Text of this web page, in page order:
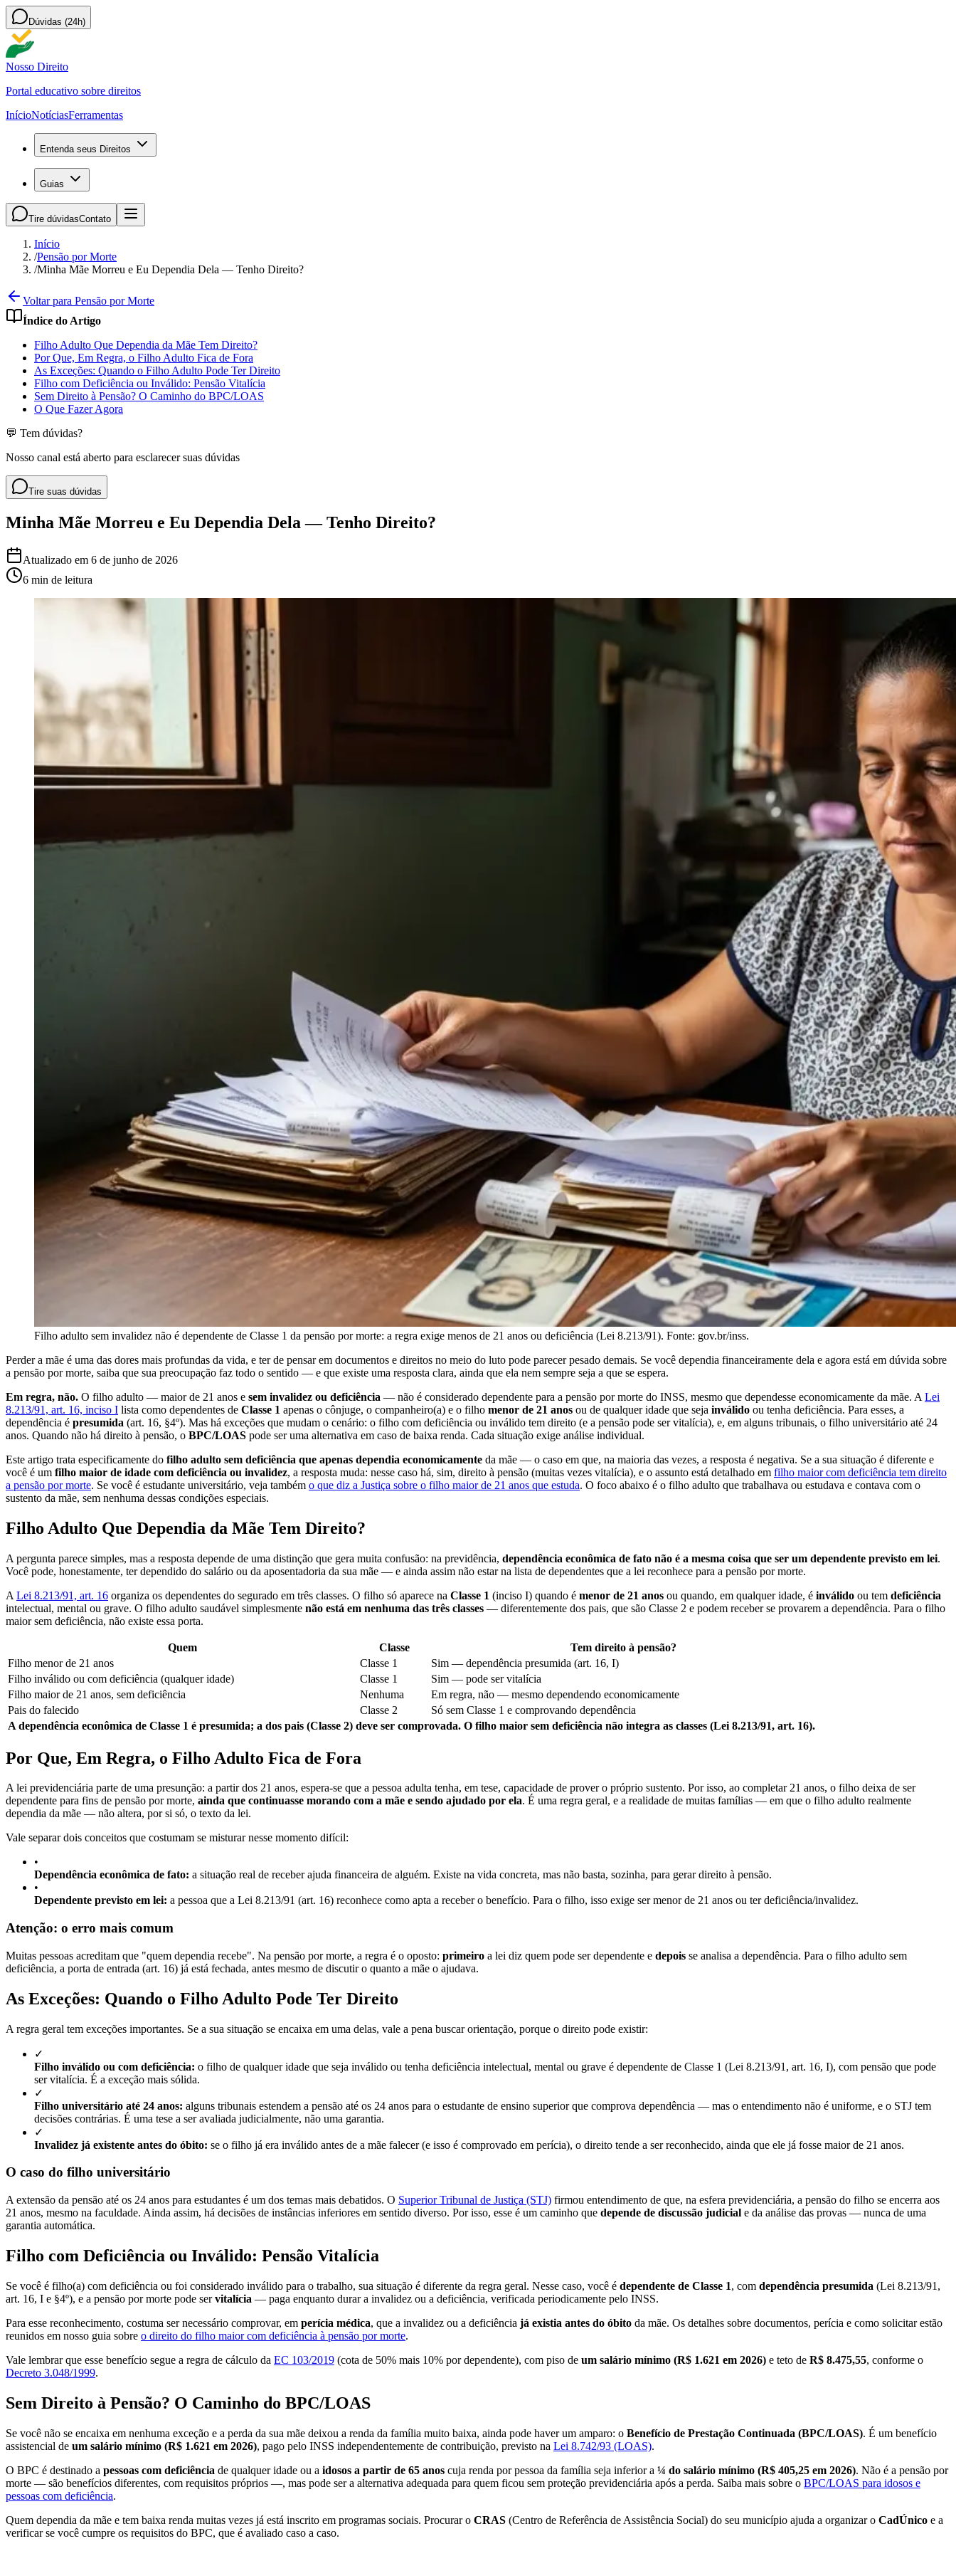
Dúvidas (24h)
Nosso Direito
Portal educativo sobre direitos
InícioNotíciasFerramentas
Entenda seus Direitos
Guias
Tire dúvidasContato
Início
/Pensão por Morte
/Minha Mãe Morreu e Eu Dependia Dela — Tenho Direito?
Voltar para Pensão por Morte
Índice do Artigo
Filho Adulto Que Dependia da Mãe Tem Direito?
Por Que, Em Regra, o Filho Adulto Fica de Fora
As Exceções: Quando o Filho Adulto Pode Ter Direito
Filho com Deficiência ou Inválido: Pensão Vitalícia
Sem Direito à Pensão? O Caminho do BPC/LOAS
O Que Fazer Agora
💬 Tem dúvidas?
Nosso canal está aberto para esclarecer suas dúvidas
Tire suas dúvidas
Minha Mãe Morreu e Eu Dependia Dela — Tenho Direito?
Atualizado em 6 de junho de 2026
6 min de leitura
Filho adulto sem invalidez não é dependente de Classe 1 da pensão por morte: a regra exige menos de 21 anos ou deficiência (Lei 8.213/91). Fonte: gov.br/inss.
Perder a mãe é uma das dores mais profundas da vida, e ter de pensar em documentos e direitos no meio do luto pode parecer pesado demais. Se você dependia financeiramente dela e agora está em dúvida sobre
a pensão por morte, saiba que sua preocupação faz todo o sentido — e que existe uma resposta clara, ainda que ela nem sempre seja a que se espera.
Em regra, não. O filho adulto — maior de 21 anos e sem invalidez ou deficiência — não é considerado dependente para a pensão por morte do INSS, mesmo que dependesse economicamente da mãe. A Lei
8.213/91, art. 16, inciso I lista como dependentes de Classe 1 apenas o cônjuge, o companheiro(a) e o filho menor de 21 anos ou de qualquer idade que seja inválido ou tenha deficiência. Para esses, a
dependência é presumida (art. 16, §4º). Mas há exceções que mudam o cenário: o filho com deficiência ou inválido tem direito (e a pensão pode ser vitalícia), e, em alguns tribunais, o filho universitário até 24
anos. Quando não há direito à pensão, o BPC/LOAS pode ser uma alternativa em caso de baixa renda. Cada situação exige análise individual.
Este artigo trata especificamente do filho adulto sem deficiência que apenas dependia economicamente da mãe — o caso em que, na maioria das vezes, a resposta é negativa. Se a sua situação é diferente e
você é um filho maior de idade com deficiência ou invalidez, a resposta muda: nesse caso há, sim, direito à pensão (muitas vezes vitalícia), e o assunto está detalhado em filho maior com deficiência tem direito
a pensão por morte. Se você é estudante universitário, veja também o que diz a Justiça sobre o filho maior de 21 anos que estuda. O foco abaixo é o filho adulto que trabalhava ou estudava e contava com o
sustento da mãe, sem nenhuma dessas condições especiais.
Filho Adulto Que Dependia da Mãe Tem Direito?
A pergunta parece simples, mas a resposta depende de uma distinção que gera muita confusão: na previdência, dependência econômica de fato não é a mesma coisa que ser um dependente previsto em lei.
Você pode, honestamente, ter dependido do salário ou da aposentadoria da sua mãe — e ainda assim não estar na lista de dependentes que a lei reconhece para a pensão por morte.
A Lei 8.213/91, art. 16 organiza os dependentes do segurado em três classes. O filho só aparece na Classe 1 (inciso I) quando é menor de 21 anos ou quando, em qualquer idade, é inválido ou tem deficiência
intelectual, mental ou grave. O filho adulto saudável simplesmente não está em nenhuma das três classes — diferentemente dos pais, que são Classe 2 e podem receber se provarem a dependência. Para o filho
maior sem deficiência, não existe essa porta.
Quem Classe
Tem direito à pensão?
Filho menor de 21 anos
Classe 1
Sim — dependência presumida (art. 16, I)
Filho inválido ou com deficiência (qualquer idade)
Classe 1
Sim — pode ser vitalícia
Filho maior de 21 anos, sem deficiência
Nenhuma
Em regra, não — mesmo dependendo economicamente
Pais do falecido
Classe 2
Só sem Classe 1 e comprovando dependência
A dependência econômica de Classe 1 é presumida; a dos pais (Classe 2) deve ser comprovada. O filho maior sem deficiência não integra as classes (Lei 8.213/91, art. 16).
Por Que, Em Regra, o Filho Adulto Fica de Fora
A lei previdenciária parte de uma presunção: a partir dos 21 anos, espera-se que a pessoa adulta tenha, em tese, capacidade de prover o próprio sustento. Por isso, ao completar 21 anos, o filho deixa de ser
dependente para fins de pensão por morte, ainda que continuasse morando com a mãe e sendo ajudado por ela. É uma regra geral, e a realidade de muitas famílias — em que o filho adulto realmente
dependia da mãe — não altera, por si só, o texto da lei.
Vale separar dois conceitos que costumam se misturar nesse momento difícil:
•
Dependência econômica de fato: a situação real de receber ajuda financeira de alguém. Existe na vida concreta, mas não basta, sozinha, para gerar direito à pensão.
•
Dependente previsto em lei: a pessoa que a Lei 8.213/91 (art. 16) reconhece como apta a receber o benefício. Para o filho, isso exige ser menor de 21 anos ou ter deficiência/invalidez.
Atenção: o erro mais comum
Muitas pessoas acreditam que "quem dependia recebe". Na pensão por morte, a regra é o oposto: primeiro a lei diz quem pode ser dependente e depois se analisa a dependência. Para o filho adulto sem
deficiência, a porta de entrada (art. 16) já está fechada, antes mesmo de discutir o quanto a mãe o ajudava.
As Exceções: Quando o Filho Adulto Pode Ter Direito
A regra geral tem exceções importantes. Se a sua situação se encaixa em uma delas, vale a pena buscar orientação, porque o direito pode existir:
✓
Filho inválido ou com deficiência: o filho de qualquer idade que seja inválido ou tenha deficiência intelectual, mental ou grave é dependente de Classe 1 (Lei 8.213/91, art. 16, I), com pensão que pode
ser vitalícia. É a exceção mais sólida.
✓
Filho universitário até 24 anos: alguns tribunais estendem a pensão até os 24 anos para o estudante de ensino superior que comprova dependência — mas o entendimento não é uniforme, e o STJ tem
decisões contrárias. É uma tese a ser avaliada judicialmente, não uma garantia.
✓
Invalidez já existente antes do óbito: se o filho já era inválido antes de a mãe falecer (e isso é comprovado em perícia), o direito tende a ser reconhecido, ainda que ele já fosse maior de 21 anos.
O caso do filho universitário
A extensão da pensão até os 24 anos para estudantes é um dos temas mais debatidos. O Superior Tribunal de Justiça (STJ) firmou entendimento de que, na esfera previdenciária, a pensão do filho se encerra aos
21 anos, mesmo na faculdade. Ainda assim, há decisões de instâncias inferiores em sentido diverso. Por isso, esse é um caminho que depende de discussão judicial e da análise das provas — nunca de uma
garantia automática.
Filho com Deficiência ou Inválido: Pensão Vitalícia
Se você é filho(a) com deficiência ou foi considerado inválido para o trabalho, sua situação é diferente da regra geral. Nesse caso, você é dependente de Classe 1, com dependência presumida (Lei 8.213/91,
art. 16, I e §4º), e a pensão por morte pode servitalícia — paga enquanto durar a invalidez ou a deficiência, verificada periodicamente pelo INSS.
Para esse reconhecimento, costuma ser necessário comprovar, em perícia médica, que a invalidez ou a deficiência já existia antes do óbito da mãe. Os detalhes sobre documentos, perícia e como solicitar estão
reunidos em nosso guia sobre o direito do filho maior com deficiência à pensão por morte.
Vale lembrar que esse benefício segue a regra de cálculo da EC 103/2019 (cota de 50% mais 10% por dependente), com piso de um salário mínimo (R$ 1.621 em 2026) e teto de R$ 8.475,55, conforme o
Decreto 3.048/1999.
Sem Direito à Pensão? O Caminho do BPC/LOAS
Se você não se encaixa em nenhuma exceção e a perda da sua mãe deixou a renda da família muito baixa, ainda pode haver um amparo: o Benefício de Prestação Continuada (BPC/LOAS). É um benefício
assistencial de um salário mínimo (R$ 1.621 em 2026), pago pelo INSS independentemente de contribuição, previsto na Lei 8.742/93 (LOAS).
O BPC é destinado a pessoas com deficiência de qualquer idade ou a idosos a partir de 65 anos cuja renda por pessoa da família seja inferior a ¼ do salário mínimo (R$ 405,25 em 2026). Não é a pensão por
morte — são benefícios diferentes, com requisitos próprios —, mas pode ser a alternativa adequada para quem ficou sem proteção previdenciária após a perda. Saiba mais sobre o BPC/LOAS para idosos e
pessoas com deficiência.
Quem dependia da mãe e tem baixa renda muitas vezes já está inscrito em programas sociais. Procurar o CRAS (Centro de Referência de Assistência Social) do seu município ajuda a organizar o CadÚnico e a
verificar se você cumpre os requisitos do BPC, que é avaliado caso a caso.